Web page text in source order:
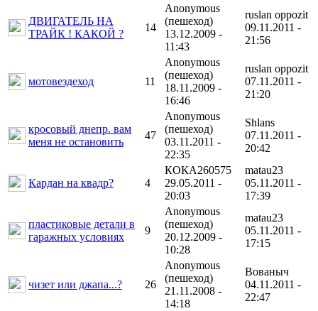
ДВИГАТЕЛЬ НА
ТРАЙК ! КАКОЙ ?
14
Anonymous
(пешеход)
13.12.2009 -
11:43
ruslan oppozit
09.11.2011 -
21:56
мотовездеход 11
Anonymous
(пешеход)
18.11.2009 -
16:46
ruslan oppozit
07.11.2011 -
21:20
кросовый днепр. вам
меня не остановить
47
Anonymous
(пешеход)
03.11.2011 -
22:35
Shlans
07.11.2011 -
20:42
Кардан на квадр? 4
КОКА260575
29.05.2011 -
20:03
matau23
05.11.2011 -
17:39
пластиковые детали в
гаражных условиях
9
Anonymous
(пешеход)
20.12.2009 -
10:28
matau23
05.11.2011 -
17:15
чизет или джапа...? 26
Anonymous
(пешеход)
21.11.2008 -
14:18
Вованыч
04.11.2011 -
22:47